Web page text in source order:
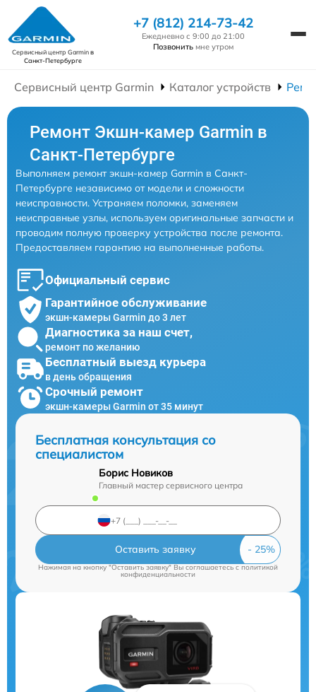
Сервисный центр Garminв
Санкт-Петербурге
+7 (812) 214-73-42
Ежедневно с 9:00 до 21:00
Позвонить мне утром
Сервисный центр Garmin Каталог устройств
Ремонт Экшн-камер Garmin в
Санкт-Петербурге
Выполняем ремонт экшн-камер Garmin в Санкт-
Петербурге независимо от модели и сложности
неисправности. Устраняем поломки, заменяем
неисправные узлы, используем оригинальные запчасти и
проводим полную проверку устройства после ремонта.
Предоставляем гарантию на выполненные работы.
Официальный сервис
Гарантийное обслуживание
экшн-камеры Garmin до 3 лет
Диагностика за наш счет,
ремонт по желанию
Бесплатный выезд курьера
в день обращения
Срочный ремонт
экшн-камеры Garmin от 35 минут
Бесплатная консультация со
специалистом
Борис Новиков
Главный мастер сервисного центра
Оставить заявку
Нажимая на кнопку "Оставить заявку" Вы соглашаетесь cполитикой
конфиденциальности